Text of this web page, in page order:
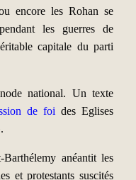
encore les Rohan se
les guerres de
capitale du parti
national. Un texte
de foi des Eglises
anéantit les
et protestants suscités